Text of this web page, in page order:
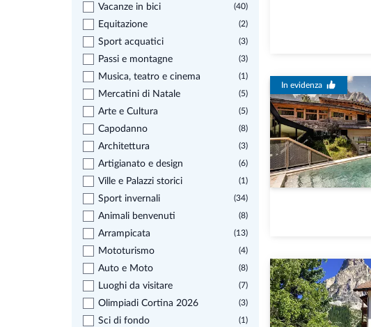
Vacanze in bici (40)
Equitazione (2)
Sport acquatici (3)
Passi e montagne (3)
Musica, teatro e cinema (1)
Mercatini di Natale (5)
Arte e Cultura (5)
Capodanno (8)
Architettura (3)
Artigianato e design (6)
Ville e Palazzi storici (1)
Sport invernali (34)
Animali benvenuti (8)
Arrampicata (13)
Mototurismo (4)
Auto e Moto (8)
Luoghi da visitare (7)
Olimpiadi Cortina 2026 (3)
Sci di fondo (1)
In evidenza